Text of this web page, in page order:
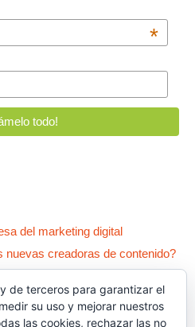
*
del marketing digital
nuevas creadoras de contenido?
y cómo arreglar tus contenidos
del UX
de terceros para garantizar el
su uso y mejorar nuestros
las cookies, rechazar las no